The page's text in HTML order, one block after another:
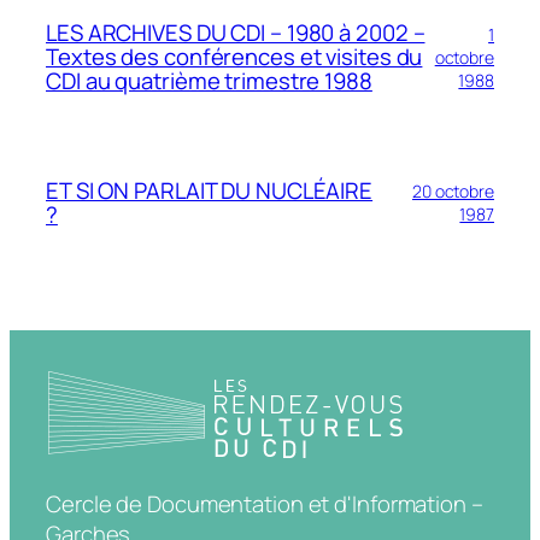
LES ARCHIVES DU CDI – 1980 à 2002 –
Textes des conférences et visites du
CDI au quatrième trimestre 1988
1
octobre
1988
ET SI ON PARLAIT DU NUCLÉAIRE
?
20 octobre
1987
Cercle de Documentation et d'Information –